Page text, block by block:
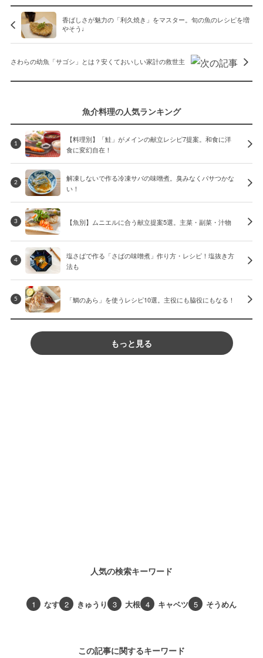
香ばしさが魅力の「利久焼き」をマスター。旬の魚のレシピを増
やそう♩
さわらの幼魚「サゴシ」とは？安くておいしい家計の救世主
魚介料理の人気ランキング
1
【料理別】「鮭」がメインの献立レシピ7提案。和食に洋
食に変幻自在！
2
解凍しないで作る冷凍サバの味噌煮。臭みなくパサつかな
い！
3 【魚別】ムニエルに合う献立提案5選。主菜・副菜・汁物
4
塩さばで作る「さばの味噌煮」作り方・レシピ！塩抜き方
法も
5 「鯛のあら」を使うレシピ10選。主役にも脇役にもなる！
もっと見る
人気の検索キーワード
1 なす 2 きゅうり 3 大根 4 キャベツ 5 そうめん
この記事に関するキーワード